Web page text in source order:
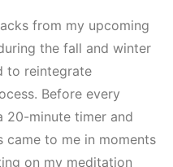
Çeşme /
Elektronik Müzik
Mekanları 2022 –
from my upcoming
the fall and winter
to reintegrate
Before every
20-minute timer and
came to me in moments
on my meditation